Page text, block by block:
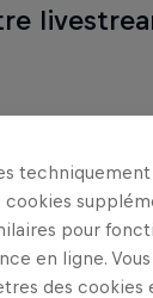
pour
en ligne.
des cookies